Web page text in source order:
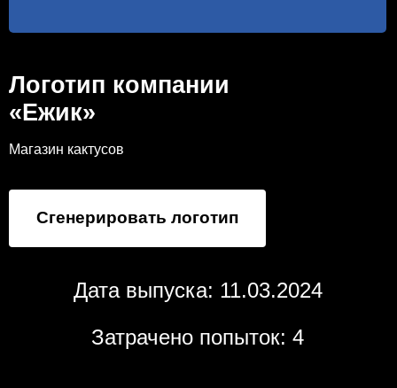
Логотип компании
«Ежик»
Магазин кактусов
Сгенерировать логотип
Дата выпуска: 11.03.2024
Затрачено попыток: 4